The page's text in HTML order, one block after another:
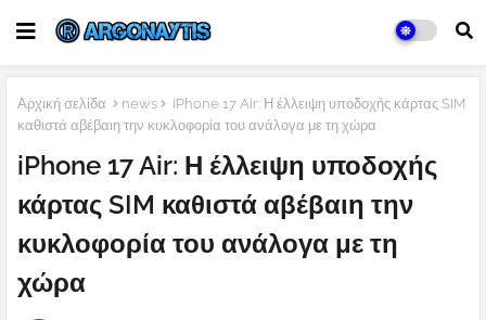
Αρχική σελίδα news
iPhone 17 Air: Η έλλειψη υποδοχής κάρτας SIM
καθιστά αβέβαιη την κυκλοφορία του ανάλογα με τη χώρα
iPhone 17 Air: Η έλλειψη υποδοχής
κάρτας SIM καθιστά αβέβαιη την
κυκλοφορία του ανάλογα με τη
χώρα